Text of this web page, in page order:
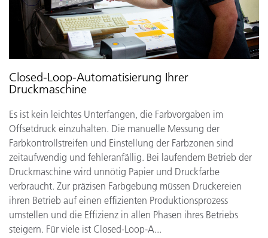
Closed-Loop-Automatisierung Ihrer
Druckmaschine
Es ist kein leichtes Unterfangen, die Farbvorgaben im
Offsetdruck einzuhalten. Die manuelle Messung der
Farbkontrollstreifen und Einstellung der Farbzonen sind
zeitaufwendig und fehleranfällig. Bei laufendem Betrieb der
Druckmaschine wird unnötig Papier und Druckfarbe
verbraucht. Zur präzisen Farbgebung müssen Druckereien
ihren Betrieb auf einen effizienten Produktionsprozess
umstellen und die Effizienz in allen Phasen ihres Betriebs
steigern. Für viele ist Closed-Loop-A...